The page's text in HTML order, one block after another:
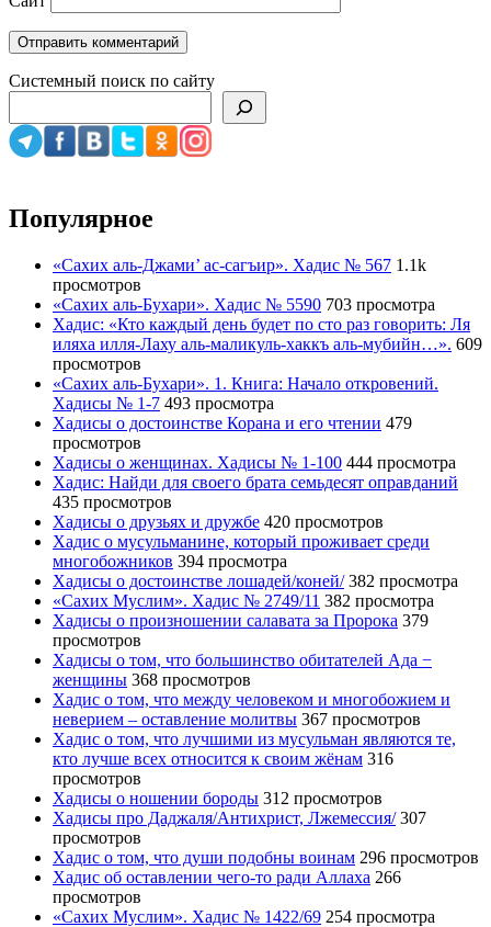
Системный поиск по сайту
Популярное
«Сахих аль-Джами’ ас-сагъир». Хадис № 567 1.1k
просмотров
«Сахих аль-Бухари». Хадис № 5590 703 просмотра
Хадис: «Кто каждый день будет по сто раз говорить: Ля
иляха илля-Лаху аль-маликуль-хаккъ аль-мубийн…». 609
просмотров
«Сахих аль-Бухари». 1. Книга: Начало откровений.
Хадисы № 1-7 493 просмотра
Хадисы о достоинстве Корана и его чтении 479
просмотров
Хадисы о женщинах. Хадисы № 1-100 444 просмотра
Хадис: Найди для своего брата семьдесят оправданий
435 просмотров
Хадисы о друзьях и дружбе 420 просмотров
Хадис о мусульманине, который проживает среди
многобожников 394 просмотра
Хадисы о достоинстве лошадей/коней/ 382 просмотра
«Сахих Муслим». Хадис № 2749/11 382 просмотра
Хадисы о произношении салавата за Пророка 379
просмотров
Хадисы о том, что большинство обитателей Ада −
женщины 368 просмотров
Хадис о том, что между человеком и многобожием и
неверием – оставление молитвы 367 просмотров
Хадис о том, что лучшими из мусульман являются те,
кто лучше всех относится к своим жёнам 316
просмотров
Хадисы о ношении бороды 312 просмотров
Хадисы про Даджаля/Антихрист, Лжемессия/ 307
просмотров
Хадис о том, что души подобны воинам 296 просмотров
Хадис об оставлении чего-то ради Аллаха 266
просмотров
«Сахих Муслим». Хадис № 1422/69 254 просмотра